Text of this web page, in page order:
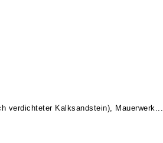
verdichteter Kalksandstein), Mauerwerk...